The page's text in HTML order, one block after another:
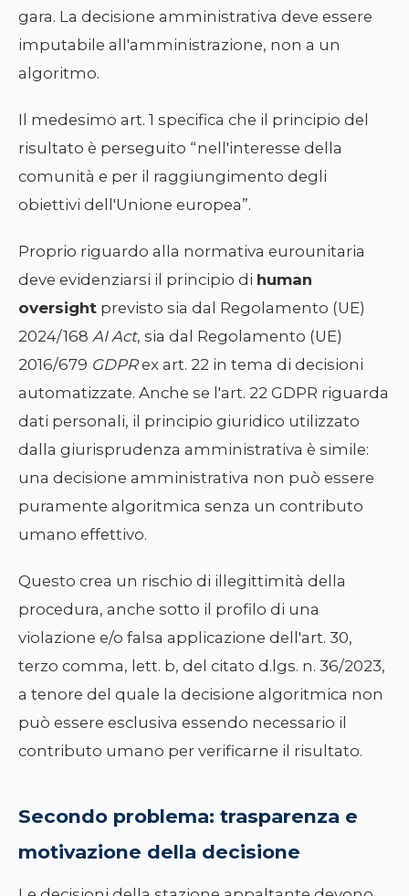
gara. La decisione amministrativa deve essere
imputabile all'amministrazione, non a un
algoritmo.
Il medesimo art. 1 specifica che il principio del
risultato è perseguito “nell'interesse della
comunità e per il raggiungimento degli
obiettivi dell'Unione europea”.
Proprio riguardo alla normativa eurounitaria
deve evidenziarsi il principio di human
oversight previsto sia dal Regolamento (UE)
2024/168 AI Act, sia dal Regolamento (UE)
2016/679 GDPRex art. 22 in tema di decisioni
automatizzate. Anche se l'art. 22 GDPR riguarda
dati personali, il principio giuridico utilizzato
dalla giurisprudenza amministrativa è simile:
una decisione amministrativa non può essere
puramente algoritmica senza un contributo
umano effettivo.
Questo crea un rischio di illegittimità della
procedura, anche sotto il profilo di una
violazione e/o falsa applicazione dell'art. 30,
terzo comma, lett. b, del citato d.lgs. n. 36/2023,
a tenore del quale la decisione algoritmica non
può essere esclusiva essendo necessario il
contributo umano per verificarne il risultato.
Secondo problema: trasparenza e
motivazione della decisione